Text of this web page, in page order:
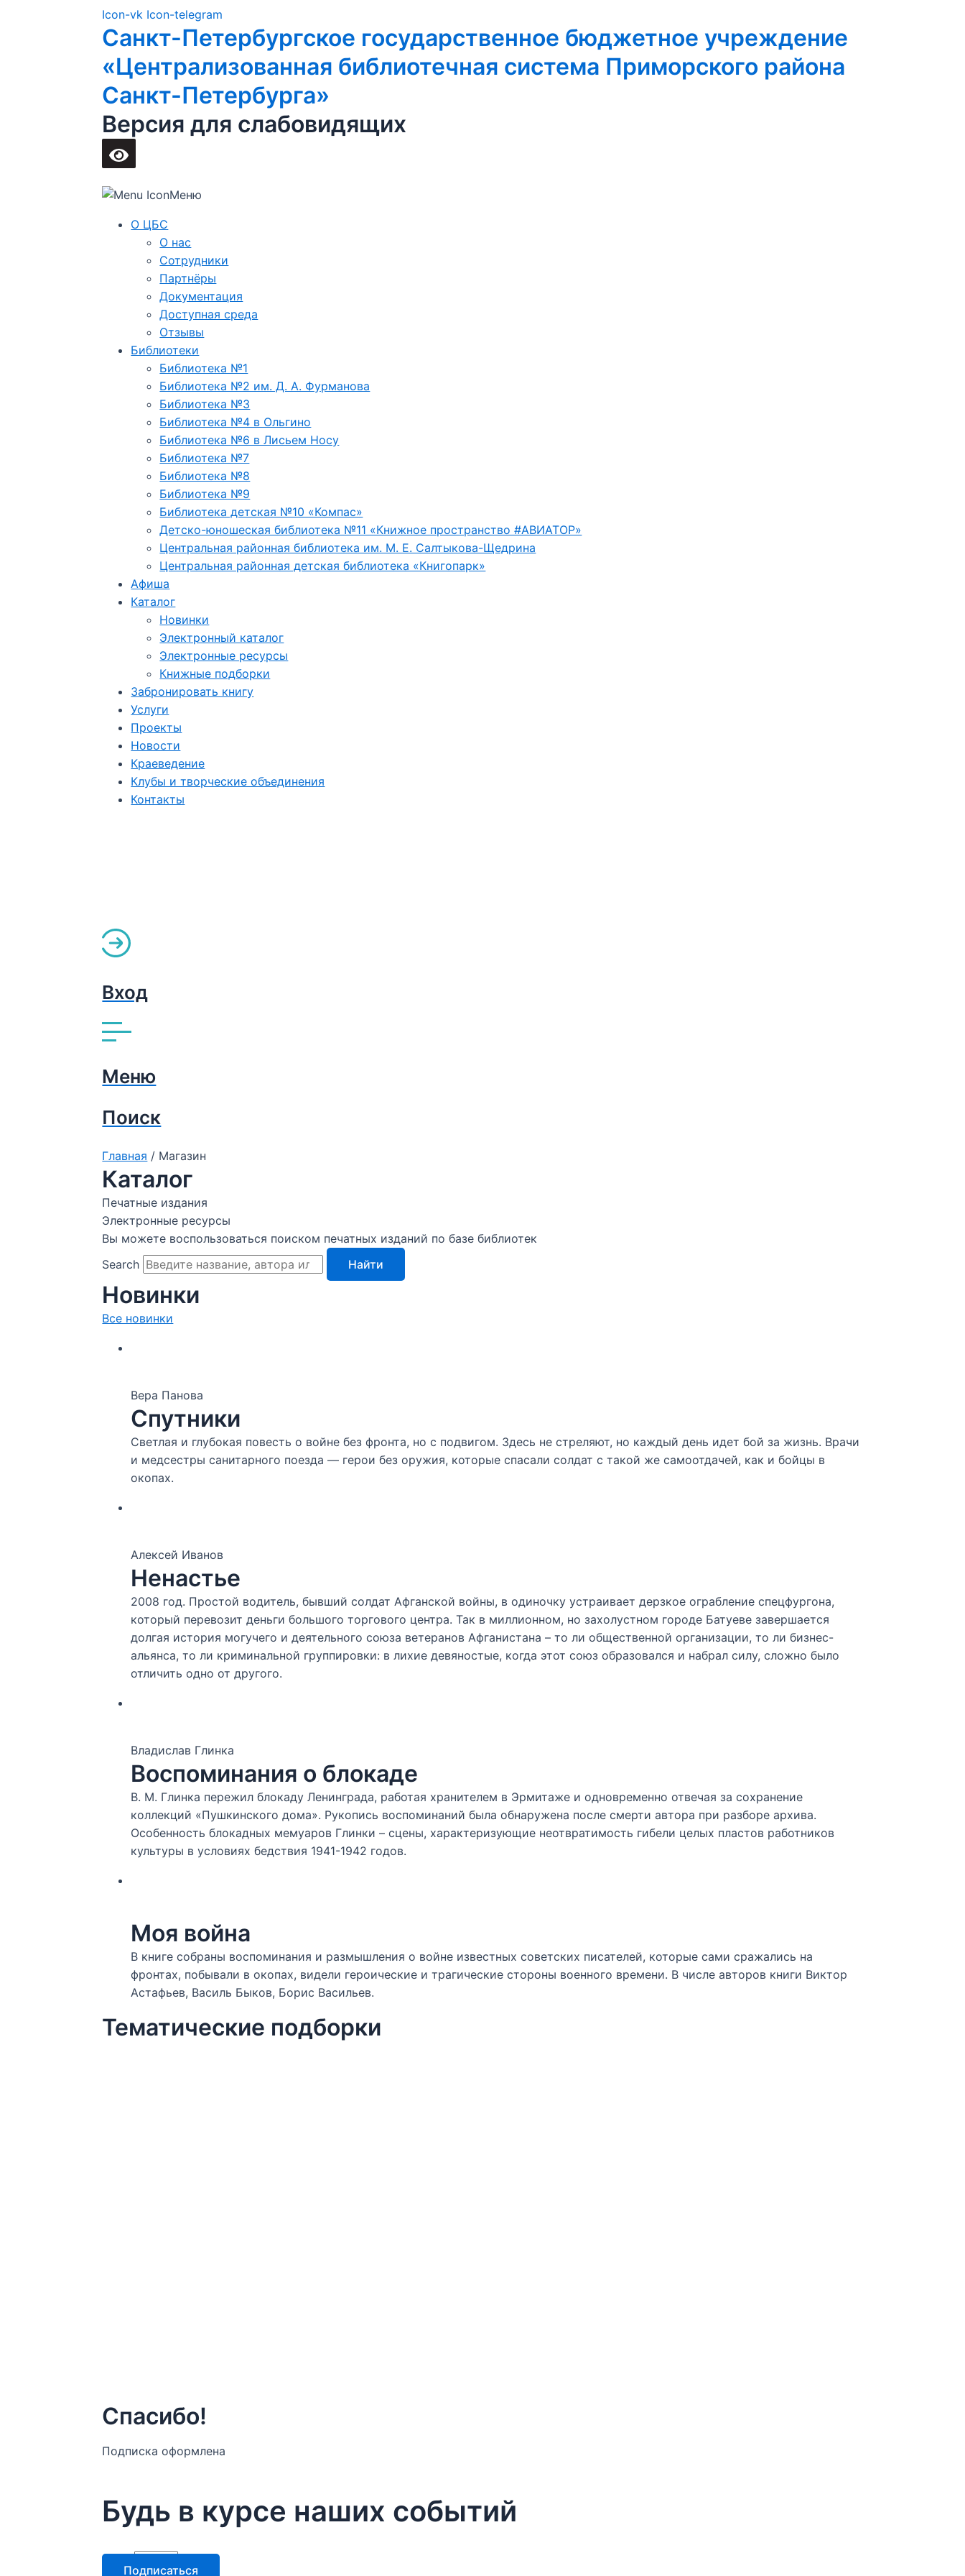
Перейти
к
содержимому
Icon-vk Icon-telegram
Санкт-Петербургское государственное бюджетное учреждение
«Централизованная библиотечная система Приморского района
Санкт-Петербурга»
Версия для слабовидящих
Меню
О ЦБС
О нас
Сотрудники
Партнёры
Документация
Доступная среда
Отзывы
Библиотеки
Библиотека №1
Библиотека №2 им. Д. А. Фурманова
Библиотека №3
Библиотека №4 в Ольгино
Библиотека №6 в Лисьем Носу
Библиотека №7
Библиотека №8
Библиотека №9
Библиотека детская №10 «Компас»
Детско-юношеская библиотека №11 «Книжное пространство #АВИАТОР»
Центральная районная библиотека им. М. Е. Салтыкова-Щедрина
Центральная районная детская библиотека «Книгопарк»
Афиша
Каталог
Новинки
Электронный каталог
Электронные ресурсы
Книжные подборки
Забронировать книгу
Услуги
Проекты
Новости
Краеведение
Клубы и творческие объединения
Контакты
Вход
Меню
Поиск
Главная / Магазин
Каталог
Печатные издания
Электронные ресурсы
Вы можете воспользоваться поиском печатных изданий по базе библиотек
Search
Найти
Новинки
Всe новинки
Вера Панова
Спутники
Светлая и глубокая повесть о войне без фронта, но с подвигом. Здесь не стреляют, но каждый день идет бой за жизнь. Врачи
и медсестры санитарного поезда — герои без оружия, которые спасали солдат с такой же самоотдачей, как и бойцы в
окопах.
Алексей Иванов
Ненастье
2008 год. Простой водитель, бывший солдат Афганской войны, в одиночку устраивает дерзкое ограбление спецфургона,
который перевозит деньги большого торгового центра. Так в миллионном, но захолустном городе Батуеве завершается
долгая история могучего и деятельного союза ветеранов Афганистана – то ли общественной организации, то ли бизнес-
альянса, то ли криминальной группировки: в лихие девяностые, когда этот союз образовался и набрал силу, сложно было
отличить одно от другого.
Владислав Глинка
Воспоминания о блокаде
В. М. Глинка пережил блокаду Ленинграда, работая хранителем в Эрмитаже и одновременно отвечая за сохранение
коллекций «Пушкинского дома». Рукопись воспоминаний была обнаружена после смерти автора при разборе архива.
Особенность блокадных мемуаров Глинки – сцены, характеризующие неотвратимость гибели целых пластов работников
культуры в условиях бедствия 1941-1942 годов.
Моя война
В книге собраны воспоминания и размышления о войне известных советских писателей, которые сами сражались на
фронтах, побывали в окопах, видели героические и трагические стороны военного времени. В числе авторов книги Виктор
Астафьев, Василь Быков, Борис Васильев.
Тематические подборки
Спасибо!
Подписка оформлена
Будь в курсе наших событий
email
Подписаться
Main
Menu